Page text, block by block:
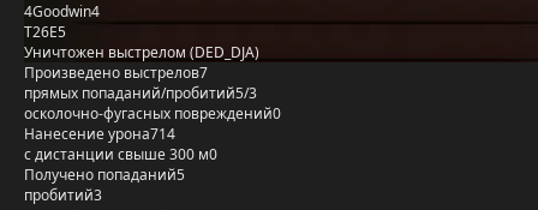
4Goodwin4
T26E5
Уничтожен выстрелом (DED_DJA)
Произведено выстрелов7
прямых попаданий/пробитий5/3
осколочно-фугасных повреждений0
Нанесение урона714
с дистанции свыше 300 м0
Получено попаданий5
пробитий3